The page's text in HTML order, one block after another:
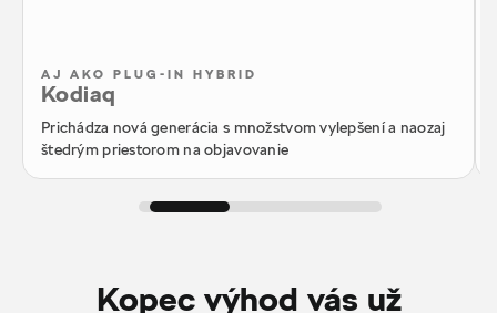
AJ AKO PLUG-IN HYBRID
Kodiaq
Prichádza nová generácia s množstvom vylepšení a naozaj
štedrým priestorom na objavovanie
Kopec výhod vás už